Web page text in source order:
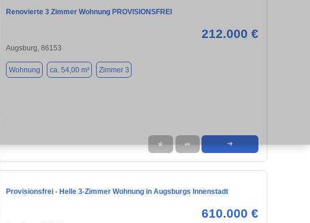
Renovierte 3 Zimmer Wohnung PROVISIONSFREI
212.000 €
Augsburg, 86153
Wohnung ca. 54,00 m² Zimmer 3
★ ➦ ➜
Provisionsfrei - Helle 3-Zimmer Wohnung in Augsburgs Innenstadt
610.000 €